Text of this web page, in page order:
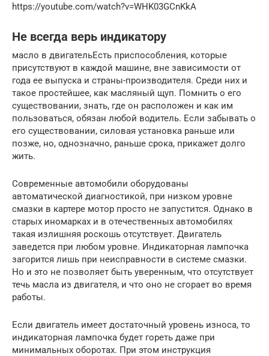
https://youtube.com/watch?v=WHK03GCnKkA
Не всегда верь индикатору
масло в двигательЕсть приспособления, которые
присутствуют в каждой машине, вне зависимости от
года ее выпуска и страны-производителя. Среди них и
такое простейшее, как масляный щуп. Помнить о его
существовании, знать, где он расположен и как им
пользоваться, обязан любой водитель. Если забывать о
его существовании, силовая установка раньше или
позже, но, однозначно, раньше срока, прикажет долго
жить.
Современные автомобили оборудованы
автоматической диагностикой, при низком уровне
смазки в картере мотор просто не запустится. Однако в
старых иномарках и в отечественных автомобилях
такая излишняя роскошь отсутствует. Двигатель
заведется при любом уровне. Индикаторная лампочка
загорится лишь при неисправности в системе смазки.
Но и это не позволяет быть уверенным, что отсутствует
течь масла из двигателя, и что оно не сгорает во время
работы.
Если двигатель имеет достаточный уровень износа, то
индикаторная лампочка будет гореть даже при
минимальных оборотах. При этом инструкция